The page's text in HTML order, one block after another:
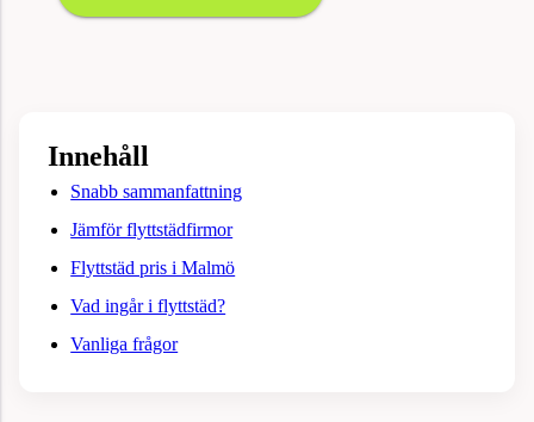
Innehåll
Snabb sammanfattning
Jämför flyttstädfirmor
Flyttstäd pris i Malmö
Vad ingår i flyttstäd?
Vanliga frågor